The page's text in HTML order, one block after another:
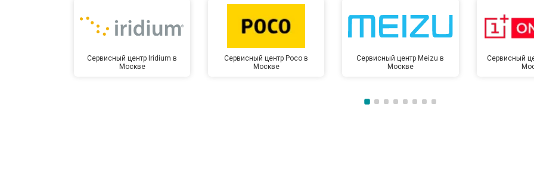
Сервисный центр Iridium в
Москве
Сервисный центр Poco в
Москве
Сервисный центр Meizu в
Москве
Сервисный